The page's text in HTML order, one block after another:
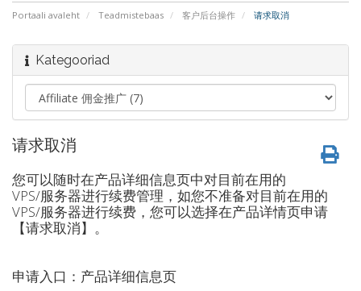
Portaali avaleht Teadmistebaas 客户后台操作 请求取消
Kategooriad
请求取消
您可以随时在产品详细信息页中对目前在用的
VPS/服务器进行续费管理，如您不准备对目前在用的
VPS/服务器进行续费，您可以选择在产品详情页申请
【请求取消】。
申请入口：产品详细信息页